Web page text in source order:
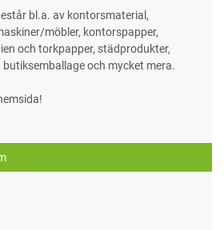
bl.a. av kontorsmaterial,
möbler, kontorspapper,
och torkpapper, städprodukter,
och mycket mera.